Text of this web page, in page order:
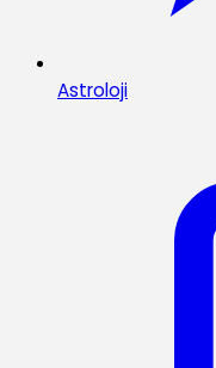
Astroloji